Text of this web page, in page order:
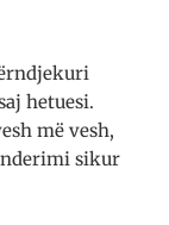
hetuesi.
më vesh,
sikur